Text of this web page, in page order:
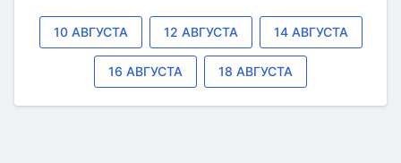
10 АВГУСТА 12 АВГУСТА 14 АВГУСТА
16 АВГУСТА 18 АВГУСТА